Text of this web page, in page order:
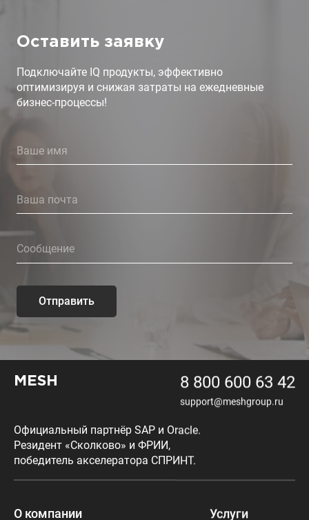
Оставить заявку
Подключайте IQ продукты, эффективно
оптимизируя и снижая затраты на ежедневные
бизнес-процессы!
Отправить
MESH 8 800 600 63 42
support@meshgroup.ru
Официальный партнёр SAP и Oracle.
Резидент «Сколково» и ФРИИ,
победитель акселератора СПРИНТ.
О компании Услуги